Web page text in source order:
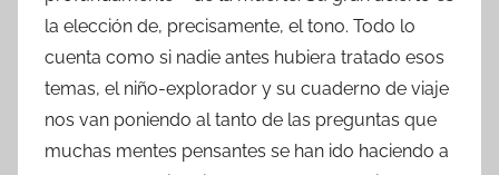
la elección de, precisamente, el tono. Todo lo
cuenta como si nadie antes hubiera tratado esos
temas, el niño-explorador y su cuaderno de viaje
nos van poniendo al tanto de las preguntas que
muchas mentes pensantes se han ido haciendo a